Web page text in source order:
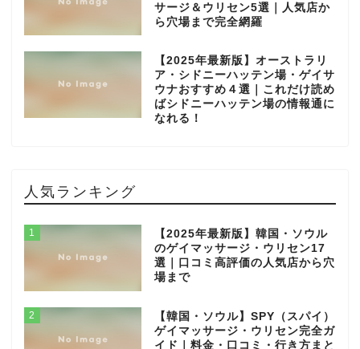
サージ＆ウリセン5選｜人気店か
ら穴場まで完全網羅
【2025年最新版】オーストラリ
ア・シドニーハッテン場・ゲイサ
ウナおすすめ４選｜これだけ読め
ばシドニーハッテン場の情報通に
なれる！
人気ランキング
1
【2025年最新版】韓国・ソウル
のゲイマッサージ・ウリセン17
選｜口コミ高評価の人気店から穴
場まで
2
【韓国・ソウル】SPY（スパイ）
ゲイマッサージ・ウリセン完全ガ
イド｜料金・口コミ・行き方まと